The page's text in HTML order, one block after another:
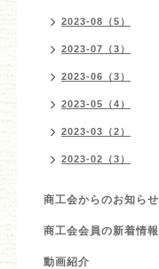
2023-08（5）
2023-07（3）
2023-06（3）
2023-05（4）
2023-03（2）
2023-02（3）
商工会からのお知らせ
商工会会員の新着情報
動画紹介